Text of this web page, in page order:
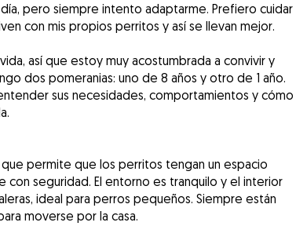
pero siempre intento adaptarme. Prefiero cuidar
con mis propios perritos y así se llevan mejor.
así que estoy muy acostumbrada a convivir y
dos pomeranias: uno de 8 años y otro de 1 año.
sus necesidades, comportamientos y cómo
permite que los perritos tengan un espacio
seguridad. El entorno es tranquilo y el interior
ideal para perros pequeños. Siempre están
moverse por la casa.